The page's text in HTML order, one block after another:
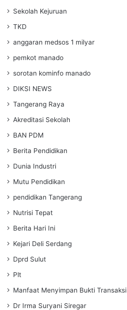
Sekolah Kejuruan
TKD
anggaran medsos 1 milyar
pemkot manado
sorotan kominfo manado
DIKSI NEWS
Tangerang Raya
Akreditasi Sekolah
BAN PDM
Berita Pendidikan
Dunia Industri
Mutu Pendidikan
pendidikan Tangerang
Nutrisi Tepat
Berita Hari Ini
Kejari Deli Serdang
Dprd Sulut
Plt
Manfaat Menyimpan Bukti Transaksi
Dr Irma Suryani Siregar